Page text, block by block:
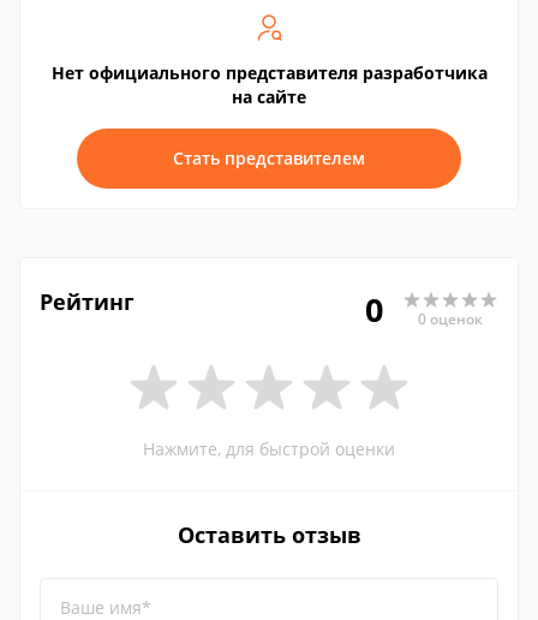
Нет официального представителя разработчика
на сайте
Стать представителем
Рейтинг 0 0 оценок
Нажмите, для быстрой оценки
Оставить отзыв
Ваше имя*